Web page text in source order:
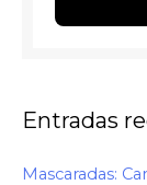
Entradas
Mascaradas: